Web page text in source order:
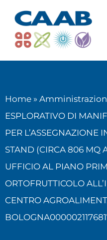
Home »
ESPLORATIVO DI
PER L’ASSEGNAZIONE
STAND (CIRCA 806 MQ
UFFICIO AL PIANO
ORTOFRUTTICOLO
CENTRO